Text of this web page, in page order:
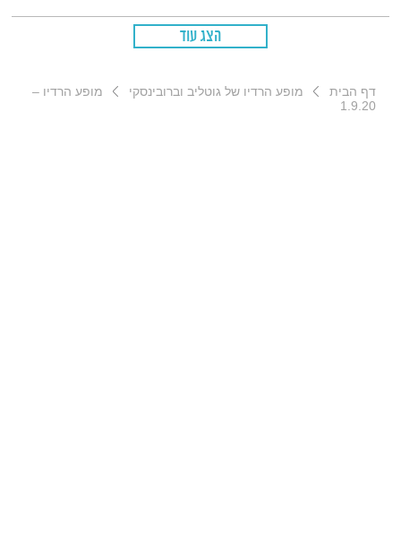
הצג עוד
דף הבית מופע הרדיו של גוטליב וברובינסקי
מופע הרדיו –
1.9.20